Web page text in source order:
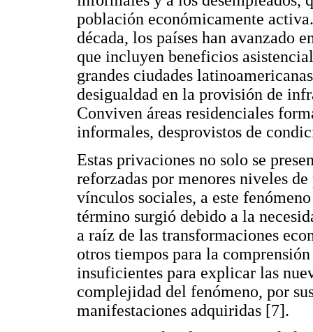
población económicamente
década, los países han avanzado
que incluyen beneficios
grandes ciudades
desigualdad en la provisión de
Conviven áreas residenciales
informales, desprovistos de
Estas privaciones no solo se
reforzadas por menores niveles
vínculos sociales, a este
término surgió debido a la
a raíz de las transformaciones
otros tiempos para la
insuficientes para explicar las
complejidad del fenómeno, por
manifestaciones adquiridas [7].